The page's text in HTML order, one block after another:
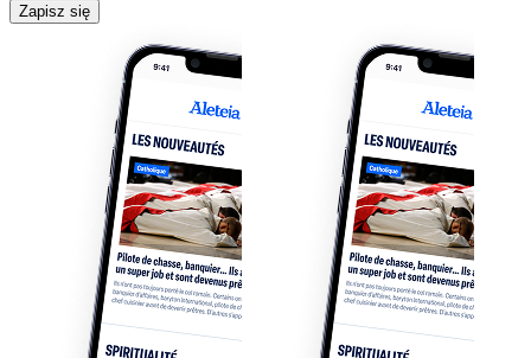
Zapisz się